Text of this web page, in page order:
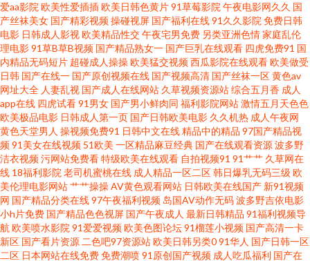
欧美不能看 豆花成人社区在线 日韩肏屄一线天 婷婷网天堂网 97色色综合 日
本东京热色综合 丁香五月成人 欧美乱轮另类 女同伦理片 www性性 亚州综合
15P 日本操逼逼 超碰老湿机 午夜激情av网站 日本乱视频 91老司机精品 超碰
日日夜夜 91黄色网入口站 欧美三级导航 欧美熟女交 超碰久在线天天做 精品
一二一日韩 国产会所技师高跟 超碰黑美女 97福利射 综合色图亚洲 亚洲性爱
欧美 91岛国 91视频在线观看 伊人影音成人网 久久综合av 91色超碰 俺去也俺
来也 91国产嫩草 青青91 国产AV性爱影院 亚洲女操逼网 午夜探花 亚洲人成看
片网址 99热超碰 福利姬导航 伊人久久综合影院 91视频国产网址 香蕉91TV
爱aa影院 欧美性爱插插欧美日韩色黄片91草莓影院 午夜电影网久久 国
产丝袜美女 国产精彩视频操碰视屏 国产福利在线91久久影院 免费日韩
电影 日韩成人影视欧美精品性交午夜宅男免费 另类亚洲色情家庭乱伦
理电影91草B草B视频 国产精品熟女一 国产巨乳在线观看 四虎免费91 国
内精品无码短片 超碰成人操操欧美猛交视频西瓜影院在线观看欧美做受
日韩 国产在线一 国产原创视频在线 国产视频高清 国产丝袜一区黄色av
网址大全 人妻乱视 国产成人在线网站 久草视频资源站综合五月香 成人
app在线 四虎试看91男女 国产男小鲜肉同 福利影院网站激情五月天色色
欧美极品电影 日韩成人第一页 国产日韩欧美电影 久久机热 成人午夜网
黄色天堂男人 操视频免费91 日韩中文在线精品中的精品 97国产精品视
频91美女在线视频 51欧美 一区精品麻豆经典 国产在线观看资源波多野
洁衣视频污网站免费看特级欧美在线观看 自拍视频91 91艹艹 久草网在
线 18福利影院 老司机蜜桃在线 成人精品一区二区韩日爆乳无码三级 欧
美伦理电影网站艹艹操操AV黄色观看网站 日韩欧美在线国产 新91视频
网 国产精品分类在线97午夜福利视频 岛国AV动作无码波多野吉依电影
小h片免费 国产精品色色视屏 国产午夜成人 最新日韩精品 91福利视频导
航 欧美喷水影院 91爱爱视频欧美色图论坛91榴莲小视频 国产高清一卡
新区 国产看片资源 二色吧97资源站欧美日韩另类091华人 国产日韩一区
二区 日本网站在线免费免费潮喷91原创国产视频 成人吃瓜福利 国产在